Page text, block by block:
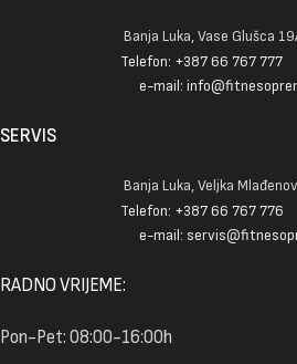
Banja Luka, Vase Glušca
Telefon: +387 66 767 777
e-mail:
SERVIS
Banja Luka, Veljka
Telefon: +387 66 767 776
e-mail:
RADNO VRIJEME:
Pon-Pet: 08:00-16:00h